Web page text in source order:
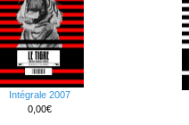
Intégrale 2007
0,00€